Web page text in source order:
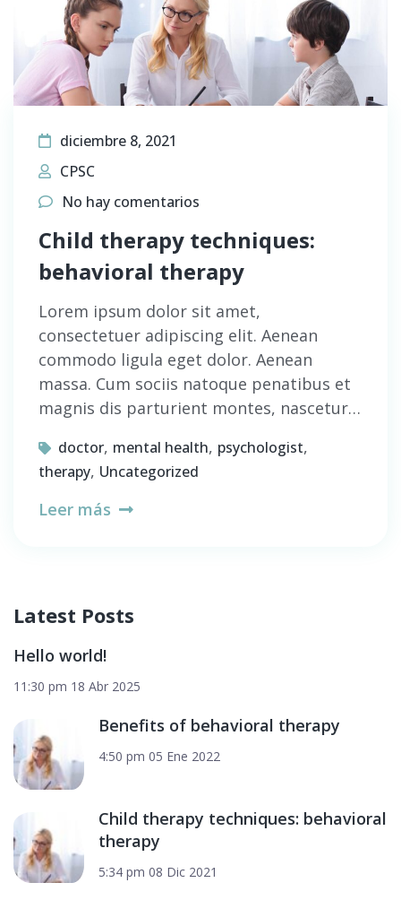
diciembre 8, 2021
CPSC
No hay comentarios
Child therapy techniques:
behavioral therapy
Lorem ipsum dolor sit amet,
consectetuer adipiscing elit. Aenean
commodo ligula eget dolor. Aenean
massa. Cum sociis natoque penatibus et
magnis dis parturient montes, nascetur…
doctor, mental health, psychologist,
therapy, Uncategorized
Leer más
Latest Posts
Hello world!
11:30 pm 18 Abr 2025
Benefits of behavioral therapy
4:50 pm 05 Ene 2022
Child therapy techniques: behavioral
therapy
5:34 pm 08 Dic 2021